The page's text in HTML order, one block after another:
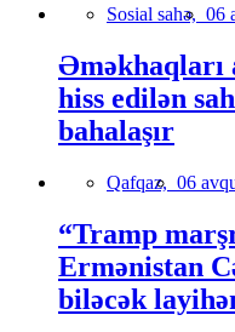
Sosial sahə, 06
Əməkhaqları
hiss edilən
bahalaşır
Qafqaz, 06
“Tramp
Ermənistan
biləcək